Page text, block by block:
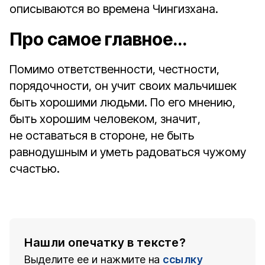
описываются во времена Чингизхана.
Про самое главное…
Помимо ответственности, честности,
порядочности, он учит своих мальчишек
быть хорошими людьми. По его мнению,
быть хорошим человеком, значит,
не оставаться в стороне, не быть
равнодушным и уметь радоваться чужому
счастью.
Нашли опечатку в тексте?
Выделите ее и нажмите на ссылку